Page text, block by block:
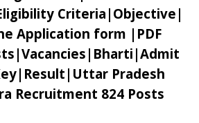
Criteria|Objective|
Application form |PDF
Uttar Pradesh
Recruitment 824 Posts